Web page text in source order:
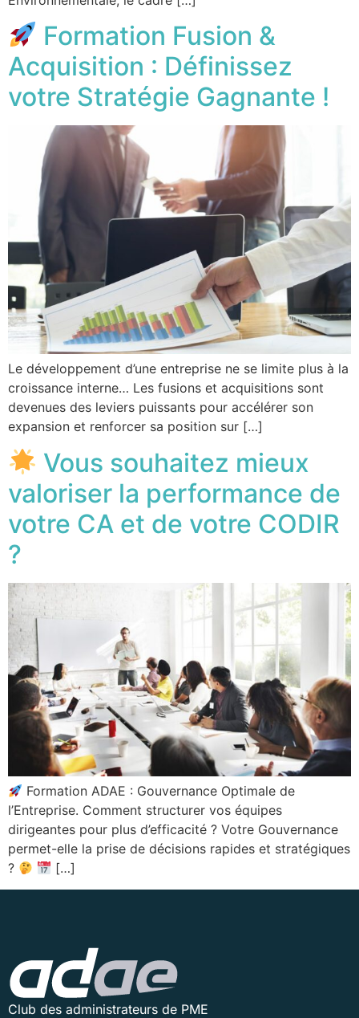
Formation Fusion &
Acquisition : Définissez
votre Stratégie Gagnante !
Le développement d’une entreprise ne se limite plus à la
croissance interne… Les fusions et acquisitions sont
devenues des leviers puissants pour accélérer son
expansion et renforcer sa position sur […]
Vous souhaitez mieux
valoriser la performance de
votre CA et de votre CODIR
?
Formation ADAE : Gouvernance Optimale de
l’Entreprise. Comment structurer vos équipes
dirigeantes pour plus d’efficacité ? Votre Gouvernance
permet-elle la prise de décisions rapides et stratégiques
?
[…]
Club des administrateurs de PME